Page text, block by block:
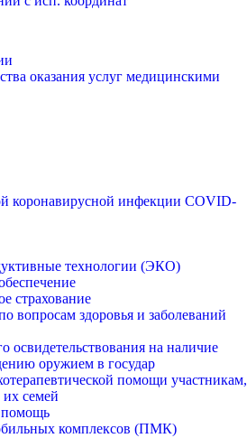
оказания услуг медицинскими
коронавирусной инфекции COVID-
технологии (ЭКО)
страхование
вопросам здоровья и заболеваний
освидетельствования на наличие
оружием в государ
помощи участникам,
семей
помощь
комплексов (ПМК)